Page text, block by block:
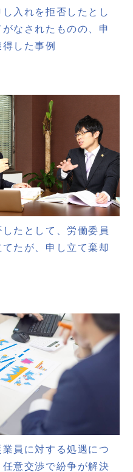
入れを拒否したとし
なされたものの、申
した事例
たとして、労働委員
たが、申し立て棄却
員に対する処遇につ
意交渉で紛争が解決